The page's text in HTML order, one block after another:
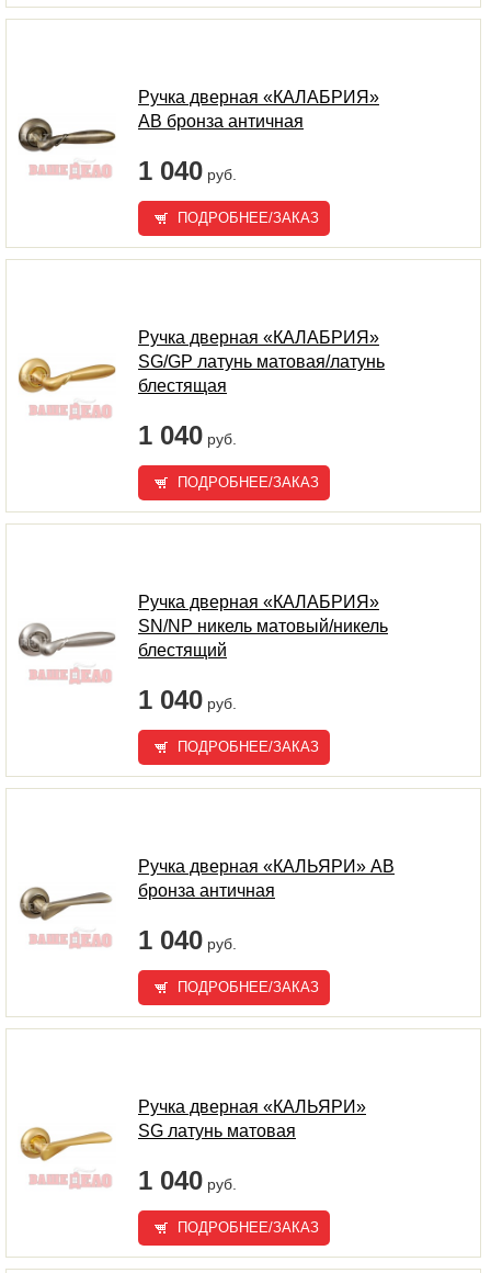
Ручка дверная «КАЛАБРИЯ»
AB бронза античная
1 040 руб.
ПОДРОБНЕЕ/ЗАКАЗ
Ручка дверная «КАЛАБРИЯ»
SG/GP латунь матовая/латунь
блестящая
1 040 руб.
ПОДРОБНЕЕ/ЗАКАЗ
Ручка дверная «КАЛАБРИЯ»
SN/NP никель матовый/никель
блестящий
1 040 руб.
ПОДРОБНЕЕ/ЗАКАЗ
Ручка дверная «КАЛЬЯРИ» AB
бронза античная
1 040 руб.
ПОДРОБНЕЕ/ЗАКАЗ
Ручка дверная «КАЛЬЯРИ»
SG латунь матовая
1 040 руб.
ПОДРОБНЕЕ/ЗАКАЗ